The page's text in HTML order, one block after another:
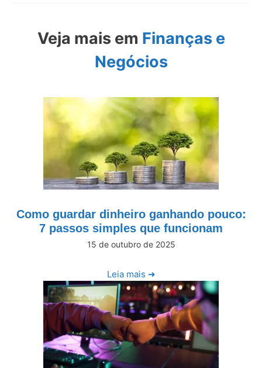
Veja mais em Finanças e
Negócios
Como guardar dinheiro ganhando pouco:
7 passos simples que funcionam
15 de outubro de 2025
Leia mais ➜